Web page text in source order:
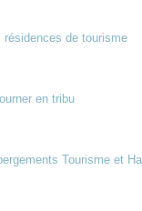
résidences de tourisme
en tribu
Tourisme et